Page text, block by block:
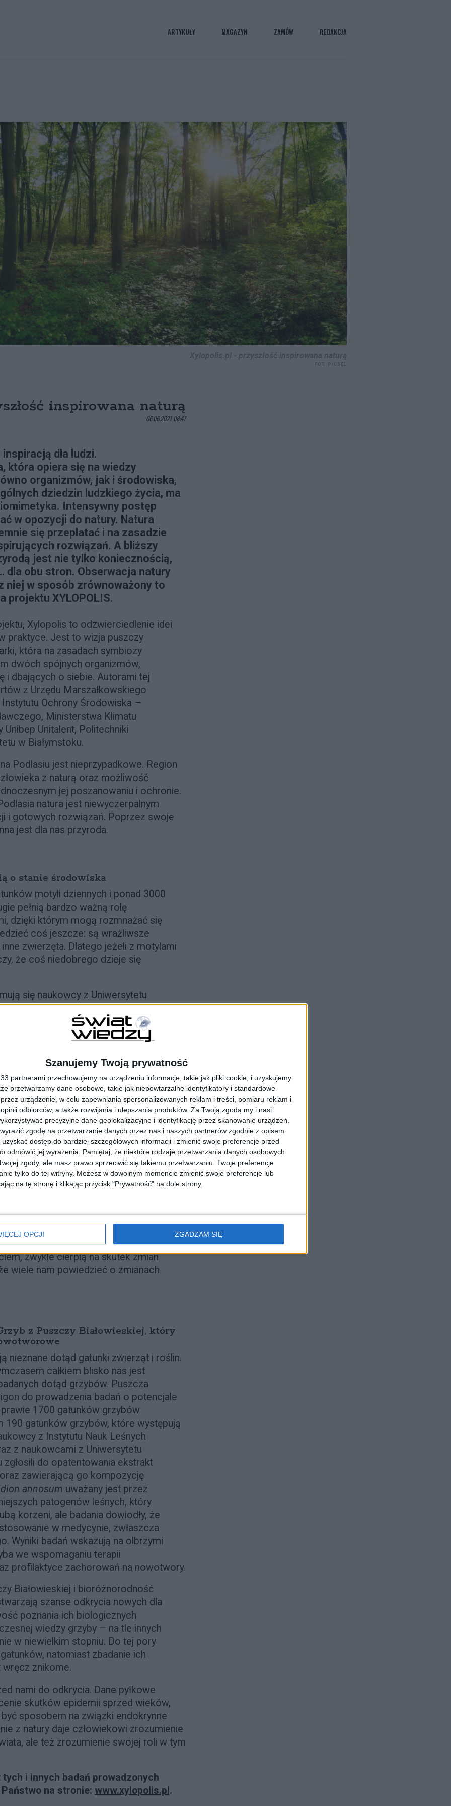
Szanujemy Twoją prywatność
partnerami przechowujemy na urządzeniu informacje, takie jak pliki cookie, i uzyskujemy
przetwarzamy dane osobowe, takie jak niepowtarzalne identyfikatory i standardowe
przez urządzenie, w celu zapewniania spersonalizowanych reklam i treści, pomiaru reklam i
odbiorców, a także rozwijania i ulepszania produktów. Za Twoją zgodą my i nasi
precyzyjne dane geolokalizacyjne i identyfikację przez skanowanie urządzeń.
zgodę na przetwarzanie danych przez nas i naszych partnerów zgodnie z opisem
dostęp do bardziej szczegółowych informacji i zmienić swoje preferencje przed
odmówić jej wyrażenia.
Pamiętaj, że niektóre rodzaje przetwarzania danych osobowych
zgody, ale masz prawo sprzeciwić się takiemu przetwarzaniu. Twoje preferencje
tylko do tej witryny. Możesz w dowolnym momencie zmienić swoje preferencje lub
na tę stronę i klikając przycisk "Prywatność" na dole strony.
OPCJI ZGADZAM SIĘ
ARTYKUŁY MAGAZYN ZAMÓW REDAKCJA
inspirowana naturą
06.06.2021 08:47
inspiracją dla ludzi.
która opiera się na wiedzy
organizmów, jak i środowiska,
dziedzin ludzkiego życia, ma
Intensywny postęp
w opozycji do natury. Natura
się przeplatać i na zasadzie
rozwiązań. A bliższy
jest nie tylko koniecznością,
dla obu stron. Obserwacja natury
niej w sposób zrównoważony to
projektu XYLOPOLIS.
Xylopolis to odzwierciedlenie idei
praktyce. Jest to wizja puszczy
która na zasadach symbiozy
dwóch spójnych organizmów,
i dbających o siebie. Autorami tej
z Urzędu Marszałkowskiego
Ochrony Środowiska –
Ministerstwa Klimatu
Unibep Unitalent, Politechniki
w Białymstoku.
Podlasiu jest nieprzypadkowe. Region
z naturą oraz możliwość
jej poszanowaniu i ochronie.
natura jest niewyczerpalnym
i gotowych rozwiązań. Poprzez swoje
jest dla nas przyroda.
o stanie środowiska
motyli dziennych i ponad 3000
pełnią bardzo ważną rolę
dzięki którym mogą rozmnażać się
coś jeszcze: są wrażliwsze
zwierzęta. Dlatego jeżeli z motylami
że coś niedobrego dzieje się
się naukowcy z Uniwersytetu
to pewnego rodzaju „motylowe
gatunkami. Przykładem może być
tylko w Puszczy Augustowskiej
albo szlaczkoń szafraniec – motyl,
już wyłącznie w Puszczy
wszystkim z powodu działalności
użytkowania ich siedlisk to
się populacji tych owadów. Fatalne
nieodpowiednich terminach: ogranicza
a ich gąsienicom – dostęp do roślin
mogą potęgować upały i susze: im
temperatura podłoża, co nie pomaga ani
odbywa się w złym dla
to do dużej śmiertelności
często nie mają co jeść. O ile ogólnie
gatunkom szeroko
mają swoich specyficznych potrzeb
na północ, to gatunki
bardzo specyficznych siedlisk, w tym
zwykle cierpią na skutek zmian
wiele nam powiedzieć o zmianach
z Puszczy Białowieskiej, który
nieznane dotąd gatunki zwierząt i roślin.
całkiem blisko nas jest
dotąd grzybów. Puszcza
do prowadzenia badań o potencjale
1700 gatunków grzybów
gatunków grzybów, które występują
z Instytutu Nauk Leśnych
z naukowcami z Uniwersytetu
zgłosili do opatentowania ekstrakt
zawierającą go kompozycję
annosum uważany jest przez
patogenów leśnych, który
korzeni, ale badania dowiodły, że
w medycynie, zwłaszcza
Wyniki badań wskazują na olbrzymi
we wspomaganiu terapii
profilaktyce zachorowań na nowotwory.
Białowieskiej i bioróżnorodność
szanse odkrycia nowych dla
poznania ich biologicznych
wiedzy grzyby – na tle innych
w niewielkim stopniu. Do tej pory
natomiast zbadanie ich
znikome.
nami do odkrycia. Dane pyłkowe
skutków epidemii sprzed wieków,
sposobem na związki endokrynne
z natury daje człowiekowi zrozumienie
ale też zrozumienie swojej roli w tym
i innych badań prowadzonych
na stronie: www.xylopolis.pl .